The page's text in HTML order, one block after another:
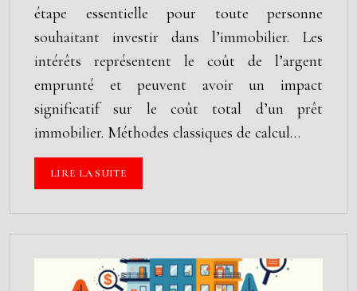
étape essentielle pour toute personne
souhaitant investir dans l’immobilier. Les
intérêts représentent le coût de l’argent
emprunté et peuvent avoir un impact
significatif sur le coût total d’un prêt
immobilier. Méthodes classiques de calcul…
LIRE LA SUITE